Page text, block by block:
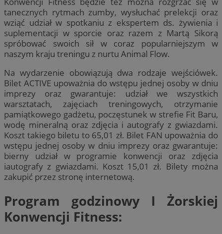
tanecznych rytmach zumby, wysłuchać prelekcji oraz
wziąć udział w spotkaniu z ekspertem ds. żywienia i
suplementacji w sporcie oraz razem z Martą Sikorą
spróbować swoich sił w coraz popularniejszym w
naszym kraju treningu z nurtu Animal Flow.
Na wydarzenie obowiązują dwa rodzaje wejściówek.
Bilet ACTIVE upoważnia do wstępu jednej osoby w dniu
imprezy oraz gwarantuje: udział we wszystkich
warsztatach, zajęciach treningowych, otrzymanie
pamiątkowego gadżetu, poczęstunek w strefie Fit Baru,
wodę mineralną oraz zdjęcia i autografy z gwiazdami.
Koszt takiego biletu to 65,01 zł. Bilet FAN upoważnia do
wstępu jednej osoby w dniu imprezy oraz gwarantuje:
bierny udział w programie konwencji oraz zdjęcia
iautografy z gwiazdami. Koszt 15,01 zł. Bilety można
zakupić przez stronę internetową.
Program godzinowy I Żorskiej
Konwencji Fitness: